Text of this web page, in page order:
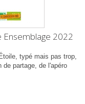
Ensemblage 2022
typé mais pas trop,
de partage, de l'apéro